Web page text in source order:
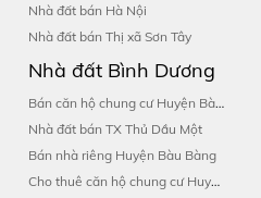
Nhà đất bán Hà Nội
Nhà đất bán Thị xã Sơn Tây
Nhà đất Bình Dương
Bán căn hộ chung cư Huyện Bàu Bàng
Nhà đất bán TX Thủ Dầu Một
Bán nhà riêng Huyện Bàu Bàng
Cho thuê căn hộ chung cư Huyện Bàu Bàng